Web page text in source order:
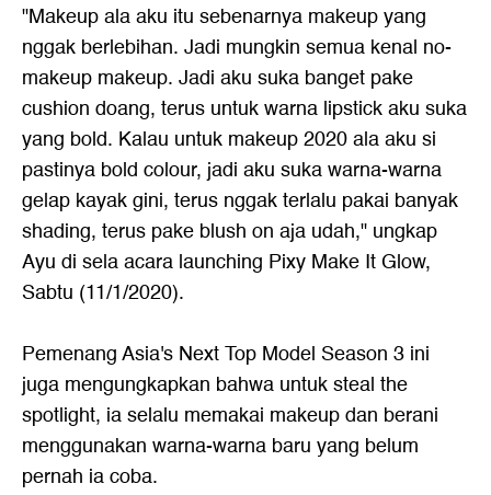
"Makeup ala aku itu sebenarnya makeup yang
nggak berlebihan. Jadi mungkin semua kenal no-
makeup makeup. Jadi aku suka banget pake
cushion doang, terus untuk warna lipstick aku suka
yang bold. Kalau untuk makeup 2020 ala aku si
pastinya bold colour, jadi aku suka warna-warna
gelap kayak gini, terus nggak terlalu pakai banyak
shading, terus pake blush on aja udah," ungkap
Ayu di sela acara launching Pixy Make It Glow,
Sabtu (11/1/2020).
Pemenang Asia's Next Top Model Season 3 ini
juga mengungkapkan bahwa untuk steal the
spotlight, ia selalu memakai makeup dan berani
menggunakan warna-warna baru yang belum
pernah ia coba.